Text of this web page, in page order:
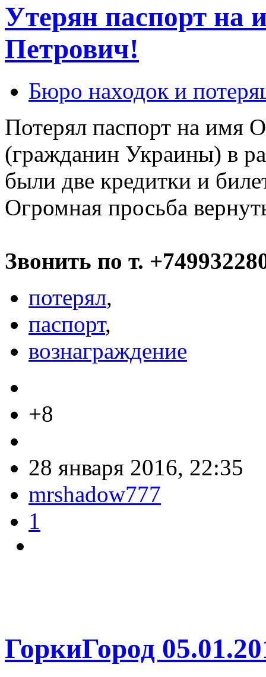
Утерян паспорт на
Петрович!
Бюро находок и
Потерял паспорт на имя
(гражданин Украины) в
были две кредитки и
Огромная просьба
Звонить по т.
потерял,
паспорт,
вознаграждение
+8
28 января 2016, 22:35
mrshadow777
1
ГоркиГород